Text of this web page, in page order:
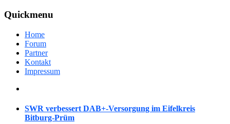
Quickmenu
Home
Forum
Partner
Kontakt
Impressum
SWR verbessert DAB+-Versorgung im Eifelkreis
Bitburg-Prüm